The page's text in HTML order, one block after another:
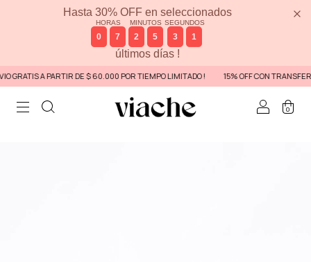
Hasta 30% OFF en seleccionados
HORAS
0 7
MINUTOS
2 5
SEGUNDOS
3 1
últimos días !
A PARTIR DE $ 60.000 POR TIEMPO LIMITADO ! 15% OFF CON
0